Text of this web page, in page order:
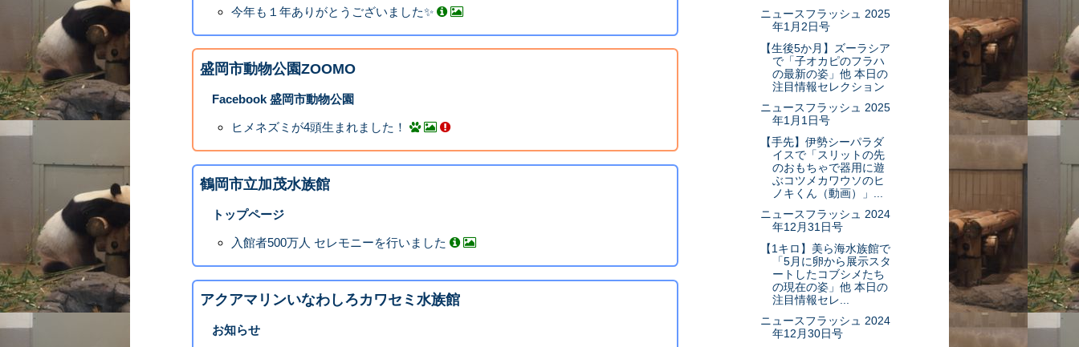
今年も１年ありがとうございました✨
盛岡市動物公園ZOOMO
Facebook 盛岡市動物公園
ヒメネズミが4頭生まれました！
鶴岡市立加茂水族館
トップページ
入館者500万人 セレモニーを行いました
アクアマリンいなわしろカワセミ水族館
お知らせ
ニュースフラッシュ 2025
年1月2日号
【生後5か月】ズーラシア
で「子オカピのフラハ
の最新の姿」他 本日の
注目情報セレクション
ニュースフラッシュ 2025
年1月1日号
【手先】伊勢シーパラダ
イスで「スリットの先
のおもちゃで器用に遊
ぶコツメカワウソのヒ
ノキくん（動画）」...
ニュースフラッシュ 2024
年12月31日号
【1キロ】美ら海水族館で
「5月に卵から展示スタ
ートしたコブシメたち
の現在の姿」他 本日の
注目情報セレ...
ニュースフラッシュ 2024
年12月30日号